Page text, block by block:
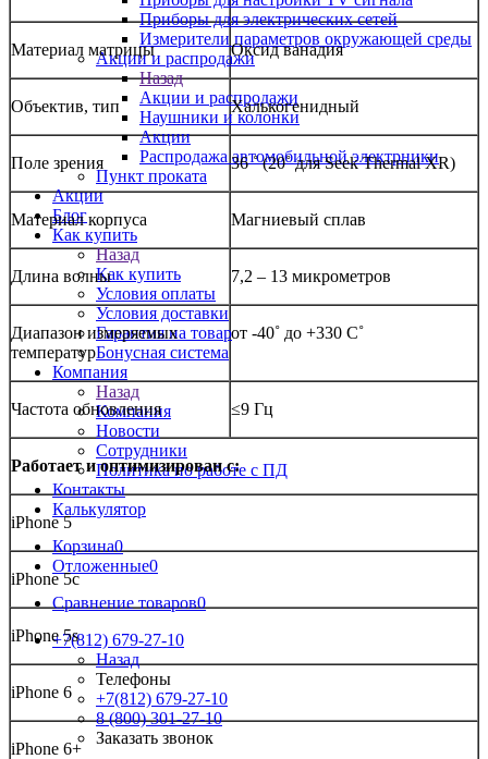
Приборы для электрических сетей
Измерители параметров окружающей среды
Акции и распродажи
Назад
Акции и распродажи
Наушники и колонки
Акции
Распродажа автомобильной электрники
Пункт проката
Акции
Блог
Как купить
Назад
Как купить
Условия оплаты
Условия доставки
Гарантия на товар
Бонусная система
Компания
Назад
Компания
Новости
Сотрудники
Политика по работе с ПД
Контакты
Калькулятор
Корзина0
Отложенные0
Сравнение товаров0
+7(812) 679-27-10
Назад
Телефоны
+7(812) 679-27-10
8 (800) 301-27-10
Заказать звонок
Материал матрицы Оксид ванадия
Объектив, тип Халькогенидный
Поле зрения 36 ˚ (20˚дляSeek Thermal XR)
Материал корпуса Магниевый сплав
Длина волны 7,2 – 13 микрометров
Диапазон измеряемых
температур
от -40˚ до +330 С˚
Частота обновления ≤9 Гц
Работает и оптимизирован с:
iPhone 5
iPhone 5c
iPhone 5s
iPhone 6
iPhone 6+